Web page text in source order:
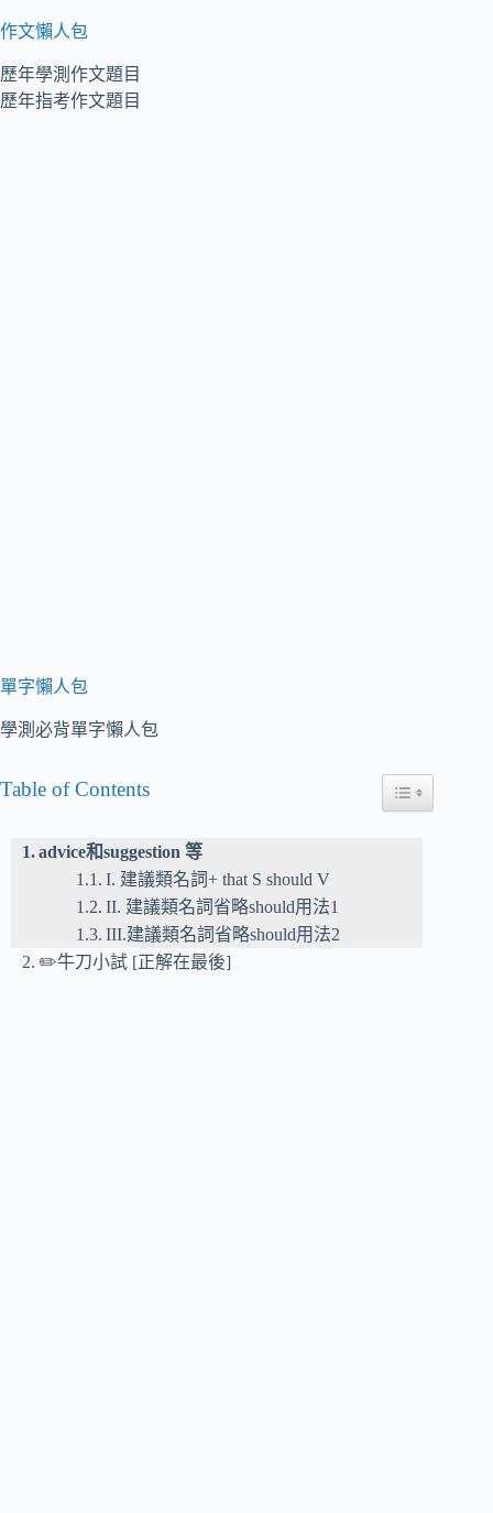
作文懶人包
歷年學測作文題目
歷年指考作文題目
單字懶人包
學測必背單字懶人包
Table of Contents Toggle Table of
advice和suggestion 等
I. 建議類名詞+ that S should V
II. 建議類名詞省略should用法1
III.建議類名詞省略should用法2
✏️牛刀小試 [正解在最後]